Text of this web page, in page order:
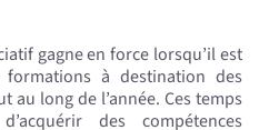
gagne en force lorsqu’il est
à destination des
au long de l’année. Ces temps
des compétences